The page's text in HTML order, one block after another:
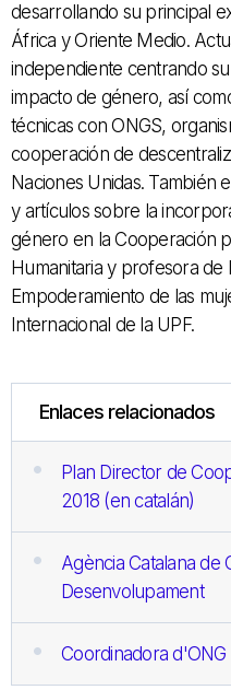
desarrollando su principal
África y Oriente Medio.
independiente centrando
impacto de género, así
técnicas con ONGS,
cooperación de
Naciones Unidas. También
y artículos sobre la
género en la Cooperación
Humanitaria y profesora de
Empoderamiento de las
Internacional de la UPF.
Enlaces relacionados
Plan Director de
2018 (en catalán)
Agència Catalana de
Desenvolupament
Coordinadora d'ONG